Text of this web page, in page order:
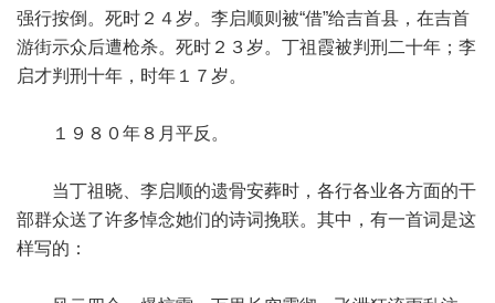
强行按倒。死时２４岁。李启顺则被“借”给吉首县，在吉首
游街示众后遭枪杀。死时２３岁。丁祖霞被判刑二十年；李
启才判刑十年，时年１７岁。
１９８０年８月平反。
当丁祖晓、李启顺的遗骨安葬时，各行各业各方面的干
部群众送了许多悼念她们的诗词挽联。其中，有一首词是这
样写的：